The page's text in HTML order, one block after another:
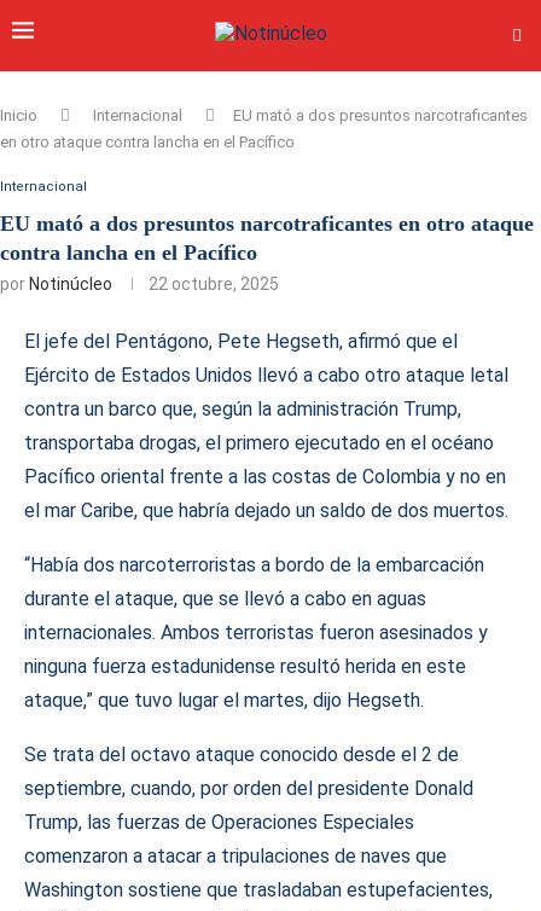
Inicio Internacional
EU mató a dos presuntos narcotraficantes
en otro ataque contra lancha en el Pacífico
Internacional
EU mató a dos presuntos narcotraficantes en otro ataque
contra lancha en el Pacífico
por Notinúcleo 22 octubre, 2025
El jefe del Pentágono, Pete Hegseth, afirmó que el
Ejército de Estados Unidos llevó a cabo otro ataque letal
contra un barco que, según la administración Trump,
transportaba drogas, el primero ejecutado en el océano
Pacífico oriental frente a las costas de Colombia y no en
el mar Caribe, que habría dejado un saldo de dos muertos.
“Había dos narcoterroristas a bordo de la embarcación
durante el ataque, que se llevó a cabo en aguas
internacionales. Ambos terroristas fueron asesinados y
ninguna fuerza estadunidense resultó herida en este
ataque,” que tuvo lugar el martes, dijo Hegseth.
Se trata del octavo ataque conocido desde el 2 de
septiembre, cuando, por orden del presidente Donald
Trump, las fuerzas de Operaciones Especiales
comenzaron a atacar a tripulaciones de naves que
Washington sostiene que trasladaban estupefacientes,